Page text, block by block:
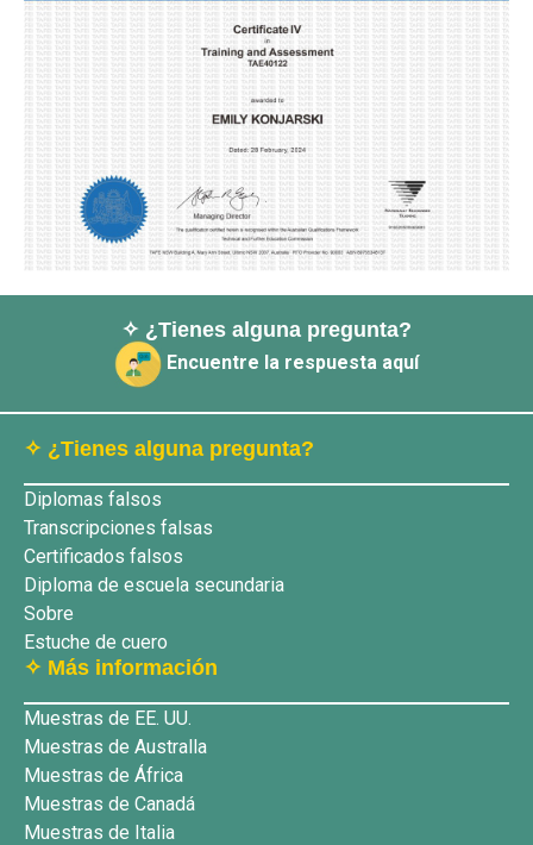
✧ ¿Tienes alguna pregunta?
Encuentre la respuesta aquí
✧ ¿Tienes alguna pregunta?
Diplomas falsos
Transcripciones falsas
Certificados falsos
Diploma de escuela secundaria
Sobre
Estuche de cuero
✧ Más información
Muestras de EE. UU.
Muestras de Australla
Muestras de África
Muestras de Canadá
Muestras de Italia